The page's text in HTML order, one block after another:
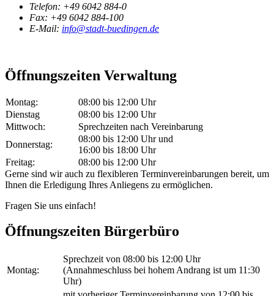
Telefon: +49 6042 884-0
Fax: +49 6042 884-100
E-Mail: info@stadt-buedingen.de
Öffnungszeiten Verwaltung
Montag:
08:00 bis 12:00 Uhr
Dienstag
08:00 bis 12:00 Uhr
Mittwoch:
Sprechzeiten nach Vereinbarung
Donnerstag:
08:00 bis 12:00 Uhr und
16:00 bis 18:00 Uhr
Freitag:
08:00 bis 12:00 Uhr
Gerne sind wir auch zu flexibleren Terminvereinbarungen bereit, um
Ihnen die Erledigung Ihres Anliegens zu ermöglichen.
Fragen Sie uns einfach!
Öffnungszeiten Bürgerbüro
Montag:
Sprechzeit von 08:00 bis 12:00 Uhr
(Annahmeschluss bei hohem Andrang ist um 11:30
Uhr)